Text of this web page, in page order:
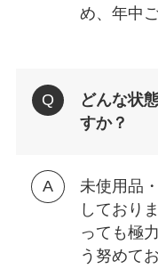
め、年中
どんな状
すか？
未使用品
しており
っても極
う努めて